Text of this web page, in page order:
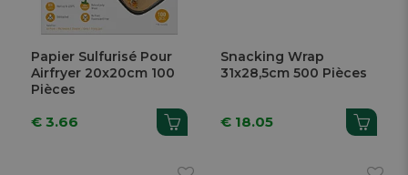
Papier Sulfurisé Pour
Airfryer 20x20cm 100
Pièces
€ 3.66
Snacking Wrap
31x28,5cm 500 Pièces
€ 18.05